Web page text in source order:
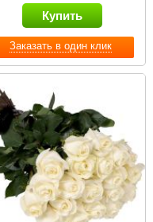
Заказать в один клик
Купить